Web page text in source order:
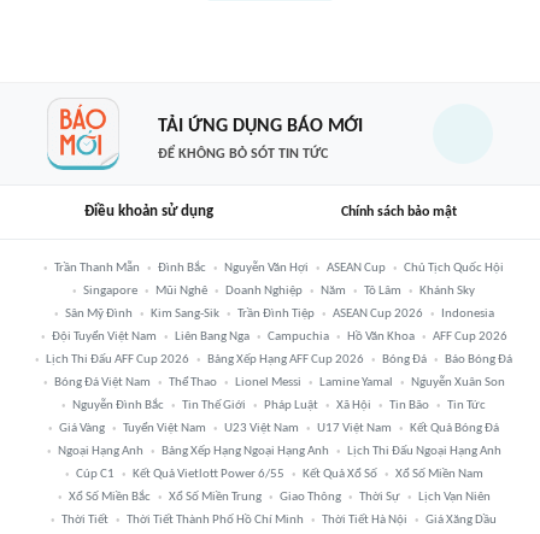
TẢI ỨNG DỤNG BÁO MỚI
ĐỂ KHÔNG BỎ SÓT TIN TỨC
Điều khoản sử dụng Chính sách bảo mật
Trần Thanh Mẫn Đình Bắc Nguyễn Văn Hợi ASEAN Cup
Chủ Tịch Quốc Hội
Singapore
Mũi Nghê Doanh Nghiệp Năm Tô Lâm
Khánh Sky
Sân Mỹ Đình
Kim Sang-Sik Trần Đình Tiệp ASEAN Cup 2026
Indonesia
Đội Tuyển Việt Nam
Liên Bang Nga Campuchia Hồ Văn Khoa
AFF Cup 2026
Lịch Thi Đấu AFF Cup 2026
Bảng Xếp Hạng AFF Cup 2026 Bóng Đá
Báo Bóng Đá
Bóng Đá Việt Nam
Thể Thao Lionel Messi Lamine Yamal
Nguyễn Xuân Son
Nguyễn Đình Bắc
Tin Thế Giới Pháp Luật Xã Hội Tin Bão
Tin Tức
Giá Vàng
Tuyển Việt Nam U23 Việt Nam U17 Việt Nam
Kết Quả Bóng Đá
Ngoại Hạng Anh
Bảng Xếp Hạng Ngoại Hạng Anh
Lịch Thi Đấu Ngoại Hạng Anh
Cúp C1
Kết Quả Vietlott Power 6/55 Kết Quả Xổ Số
Xổ Số Miền Nam
Xổ Số Miền Bắc
Xổ Số Miền Trung Giao Thông Thời Sự
Lịch Vạn Niên
Thời Tiết
Thời Tiết Thành Phố Hồ Chí Minh Thời Tiết Hà Nội Giá Xăng Dầu